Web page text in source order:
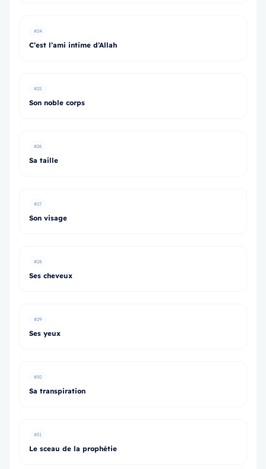
#24
C’est l’ami intime d’Allah
#25
Son noble corps
#26
Sa taille
#27
Son visage
#28
Ses cheveux
#29
Ses yeux
#30
Sa transpiration
#31
Le sceau de la prophétie